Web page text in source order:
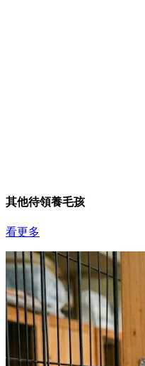
其他待領養毛孩
看更多